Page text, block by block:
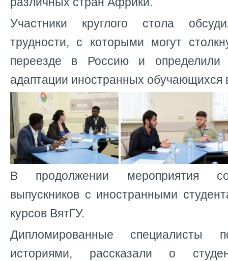
Участники круглого стола
трудности, с которыми могут
переезде в Россию и
адаптации иностранных обучающихся
В продолжении мероприятия
выпускников с иностранными
курсов ВятГУ.
Дипломированные специалисты
историями, рассказали о